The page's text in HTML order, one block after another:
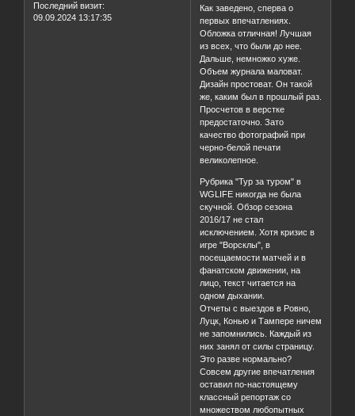
Последний визит:
09.09.2024 13:17:35
Как заведено, сперва о
первых впечатлениях.
Обложка отличная! Лучшая
из всех, что были до нее.
Дальше, немножко хуже.
Объем журнала маловат.
Дизайн простоват. Он такой
же, каким был в прошлый раз.
Просчетов в верстке
предостаточно. Зато
качество фотографий при
черно-белой печати
великолепное.
Рубрика "Тур за туром" в
WGLIFE никогда не была
скучной. Обзор сезона
2016/17 не стал
исключением. Хотя кризис в
игре "Ворсклы", в
посещаемости матчей и в
фанатском движении, на
лицо, текст читается на
одном дыхании.
Отчеты с выездов в Ровно,
Луцк, Конью и Тампере ничем
не запомнились. Каждый из
них занял от силы страницу.
Это разве нормально?
Совсем другие впечатления
оставил по-настоящему
классный репортаж со
множеством любопытных